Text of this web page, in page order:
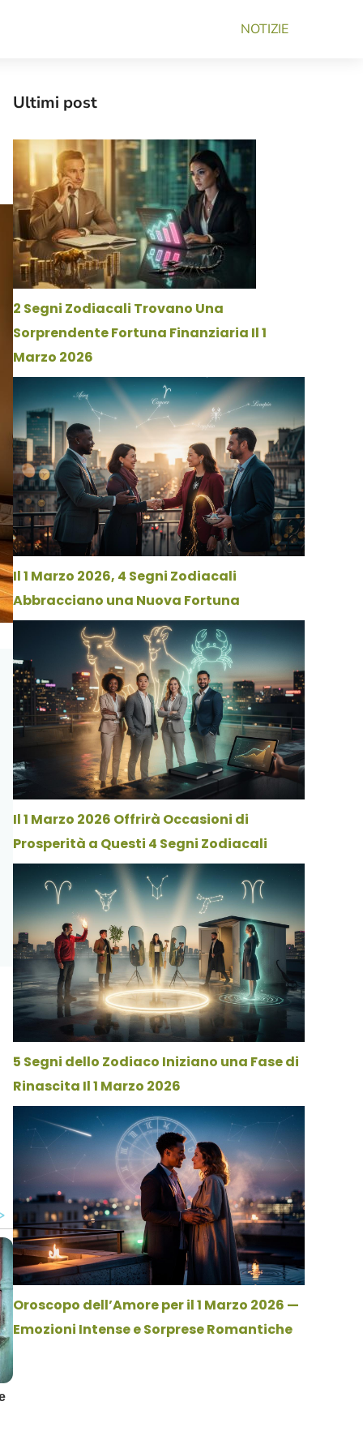
NOTIZIE
Ultimi post
2 Segni Zodiacali Trovano Una
Sorprendente Fortuna Finanziaria Il 1
Marzo 2026
Il 1 Marzo 2026, 4 Segni Zodiacali
Abbracciano una Nuova Fortuna
Il 1 Marzo 2026 Offrirà Occasioni di
Prosperità a Questi 4 Segni Zodiacali
5 Segni dello Zodiaco Iniziano una Fase di
Rinascita Il 1 Marzo 2026
Oroscopo dell’Amore per il 1 Marzo 2026 —
Emozioni Intense e Sorprese Romantiche